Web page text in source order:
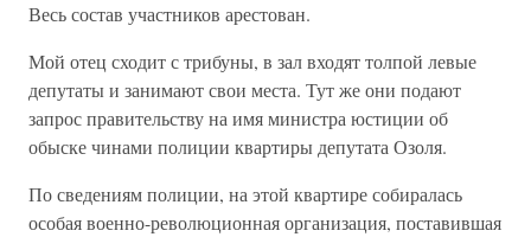
Весь состав участников арестован.
Мой отец сходит с трибуны, в зал входят толпой левые
депутаты и занимают свои места. Тут же они подают
запрос правительству на имя министра юстиции об
обыске чинами полиции квартиры депутата Озоля.
По сведениям полиции, на этой квартире собиралась
особая военно-революционная организация, поставившая